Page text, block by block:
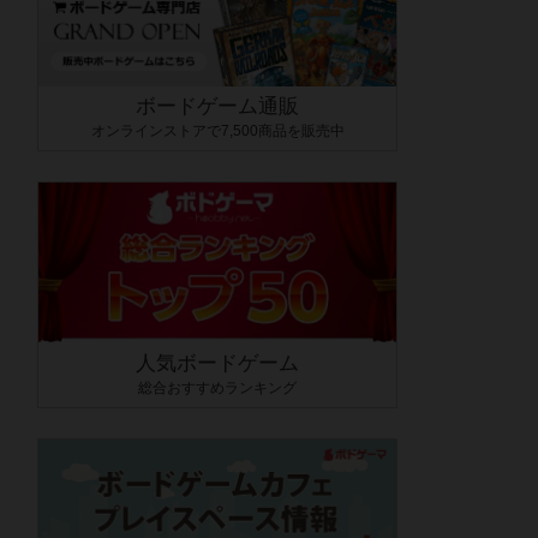
ボードゲーム通販
オンラインストアで7,500商品を販売中
人気ボードゲーム
総合おすすめランキング